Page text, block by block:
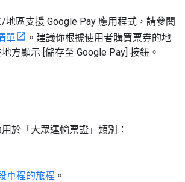
地區支援 Google Pay 應用程式，請參閱
單
。建議你根據使用者購買票券的地
方顯示 [儲存至 Google Pay] 按鈕。
於「大眾運輸票證」類別：
車程的旅程 。